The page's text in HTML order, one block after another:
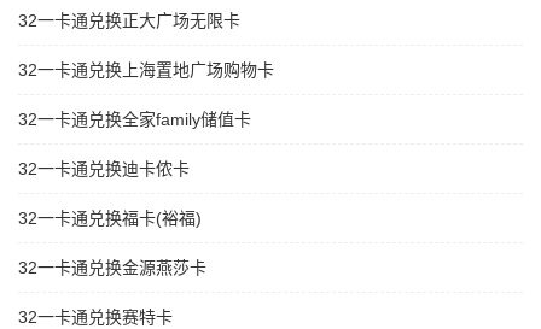
32一卡通兑换正大广场无限卡
32一卡通兑换上海置地广场购物卡
32一卡通兑换全家family储值卡
32一卡通兑换迪卡侬卡
32一卡通兑换福卡(裕福)
32一卡通兑换金源燕莎卡
32一卡通兑换赛特卡